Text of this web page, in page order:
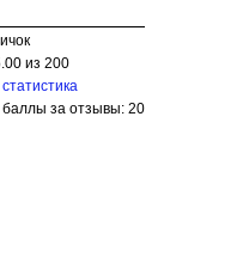
из 200
статистика
за отзывы: 20